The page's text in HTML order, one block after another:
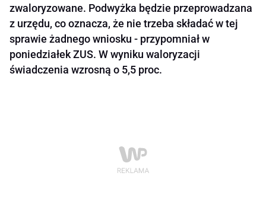
zwaloryzowane. Podwyżka będzie przeprowadzana
z urzędu, co oznacza, że nie trzeba składać w tej
sprawie żadnego wniosku - przypomniał w
poniedziałek ZUS. W wyniku waloryzacji
świadczenia wzrosną o 5,5 proc.